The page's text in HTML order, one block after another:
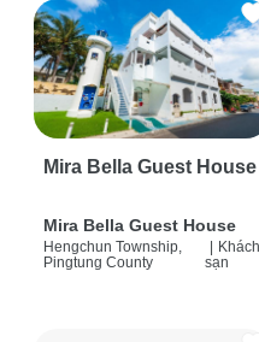
Mira Bella Guest House
Mira Bella Guest House
Hengchun Township,
Pingtung County
Khách
sạn